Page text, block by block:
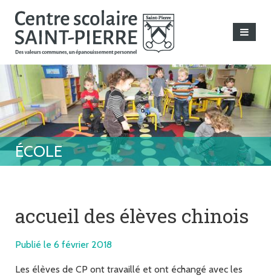
accueil des élèves chinois
Publié le 6 février 2018
Les élèves de CP ont travaillé et ont échangé avec les